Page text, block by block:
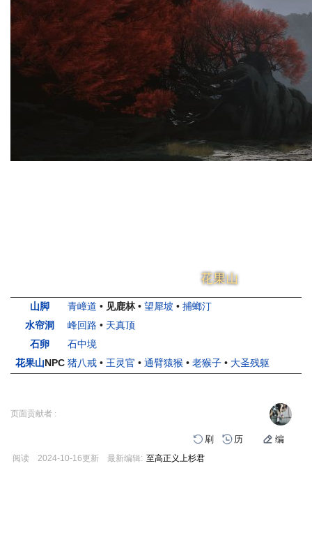
花果山
山脚 青嶂道 • 见鹿林• 望犀坡 • 捕螂汀
水帘洞
峰回路 • 天真顶
石卵
石中境
花果山NPC 猪八戒 • 王灵官 • 通臂猿猴 • 老猴子 • 大圣残躯
页面贡献者 :
刷 历 编
阅读 2024-10-16更新 最新编辑: 至高正义上杉君